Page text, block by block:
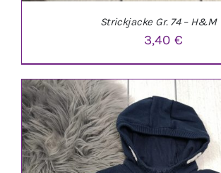
IN DEN WARENKORB /
Strickjacke Gr. 74 – H&M
3,40€